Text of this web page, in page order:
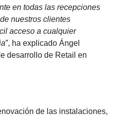
en todas las recepciones
nuestros clientes
acceso a cualquier
”, ha explicado Ángel
desarrollo de Retail en
de las instalaciones,